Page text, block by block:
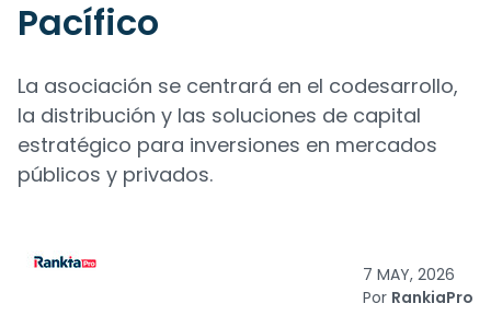
Pacífico
La asociación se centrará en el codesarrollo,
la distribución y las soluciones de capital
estratégico para inversiones en mercados
públicos y privados.
7 MAY, 2026
Por RankiaPro